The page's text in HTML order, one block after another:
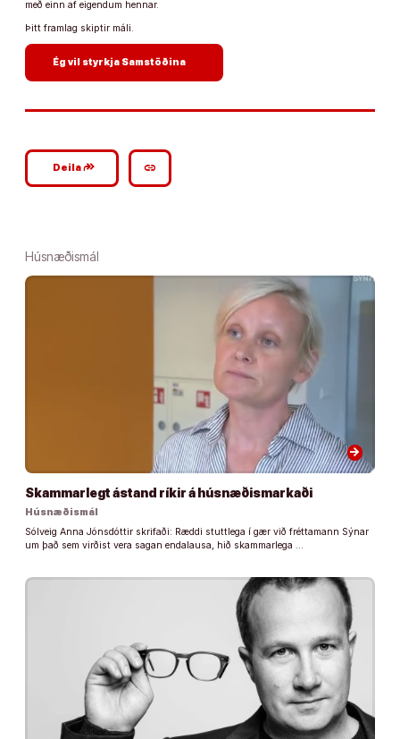
með einn af eigendum hennar.
Þitt framlag skiptir máli.
Ég vil styrkja Samstöðina
Deilagoogle_plus_reshare link
Húsnæðismál
arrow_forward
Skammarlegt ástand ríkir á húsnæðismarkaði
Húsnæðismál
Sólveig Anna Jónsdóttir skrifaði: Ræddi stuttlega í gær við fréttamann Sýnar
um það sem virðist vera sagan endalausa, hið skammarlega …